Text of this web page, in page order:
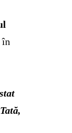
în